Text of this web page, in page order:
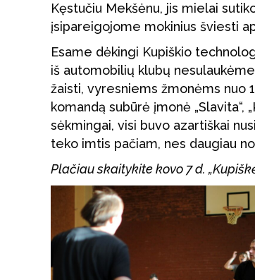
Kęstučiu Mekšėnu, jis mielai
įsipareigojome mokinius šviesti
Esame dėkingi Kupiškio
iš automobilių klubų
žaisti, vyresniems žmonėms nuo
komandą subūrė įmonė
sėkmingai, visi buvo azartiškai
teko imtis pačiam, nes daugiau
Plačiau skaitykite kovo 7 d.